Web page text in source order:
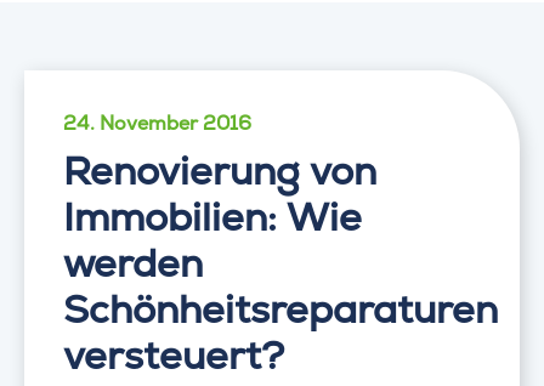
24. November 2016
Renovierung von
Immobilien: Wie
werden
Schönheitsreparaturen
versteuert?